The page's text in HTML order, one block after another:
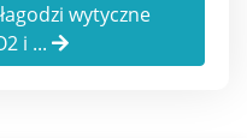
wytyczne
i ...